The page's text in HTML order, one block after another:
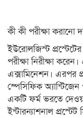
কী কী পরীক্ষা করানো
ইউরোলজিস্ট
পরীক্ষা নিরীক্ষা
এক্সামিনেশন। এরপর
স্পেসিফিক
একটি ফর্ম ভরতে
ইন্টারন্যাশনাল